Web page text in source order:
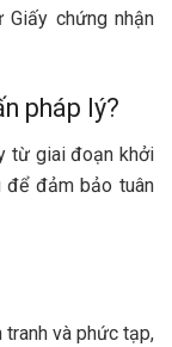
chứng nhận
pháp lý?
từ giai đoạn khởi
để đảm bảo tuân
tranh và phức tạp,